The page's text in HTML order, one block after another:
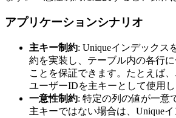
アプリケーションシナリオ
主キー制約: Uniqueインデックス
約を実装し、テーブル内の各行
ことを保証できます。たとえば
ユーザーIDを主キーとして使用し
一意性制約: 特定の列の値が一意
主キーではない場合は、Unique